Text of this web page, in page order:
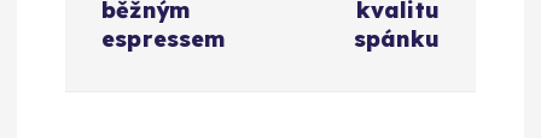
běžným
espressem
kvalitu
spánku